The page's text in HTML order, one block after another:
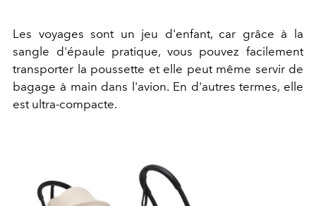
Les voyages sont un jeu d'enfant, car grâce à la
sangle d'épaule pratique, vous pouvez facilement
transporter la poussette et elle peut même servir de
bagage à main dans l'avion. En d'autres termes, elle
est ultra-compacte.